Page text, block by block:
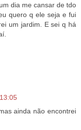
dia me cansar de tdo
quero q ele seja e fui
um jardim. E sei q há
ainda não encontrei